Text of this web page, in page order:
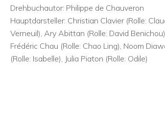
Drehbuchautor: Philippe de Chauveron
Hauptdarsteller: Christian Clavier (Rolle:
Verneuil), Ary Abittan (Rolle: David
Frédéric Chau (Rolle: Chao Ling), Noom
(Rolle: Isabelle), Julia Piaton (Rolle: Odile)